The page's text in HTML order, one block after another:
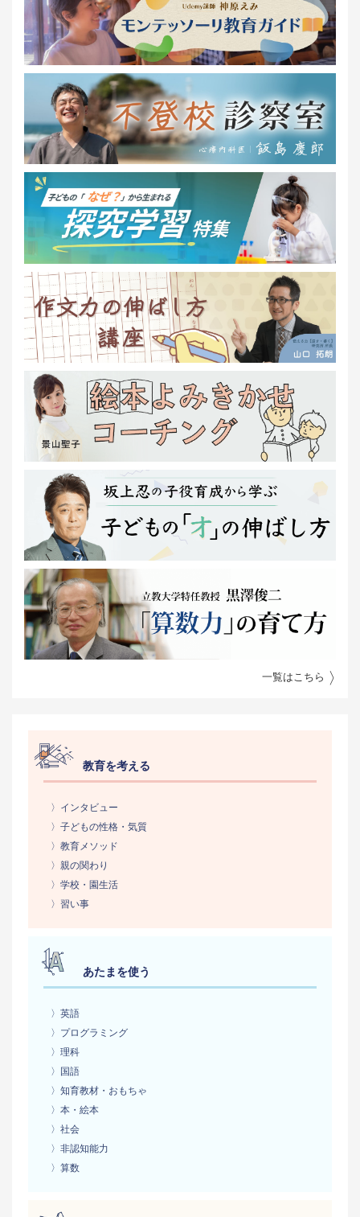
一覧はこちら
教育を考える
〉インタビュー
〉子どもの性格・気質
〉教育メソッド
〉親の関わり
〉学校・園生活
〉習い事
あたまを使う
〉英語
〉プログラミング
〉理科
〉国語
〉知育教材・おもちゃ
〉本・絵本
〉社会
〉非認知能力
〉算数